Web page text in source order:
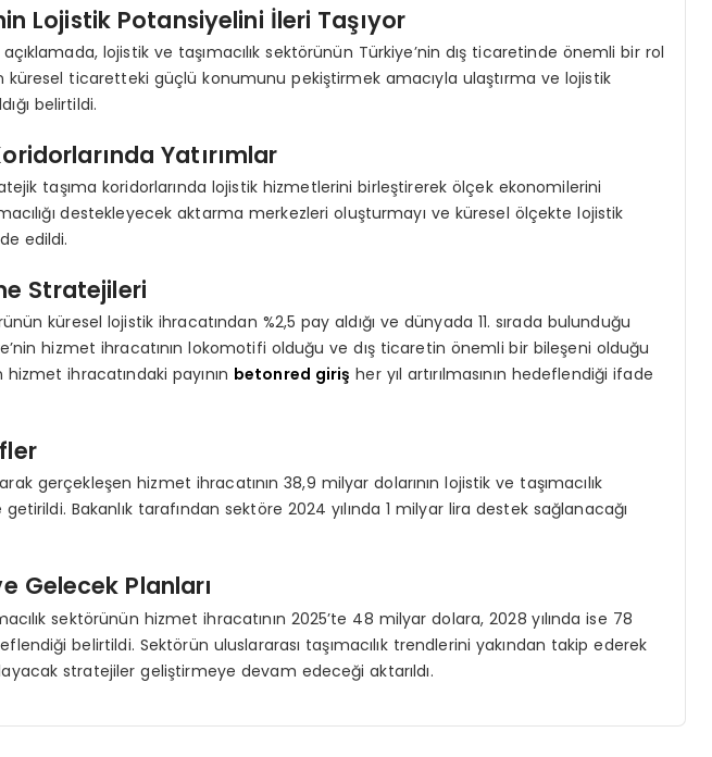
Lojistik Potansiyelini İleri Taşıyor
açıklamada, lojistik ve taşımacılık sektörünün Türkiye’nin dış ticaretinde önemli bir rol
küresel ticaretteki güçlü konumunu pekiştirmek amacıyla ulaştırma ve lojistik
belirtildi.
Yatırımlar
taşıma koridorlarında lojistik hizmetlerini birleştirerek ölçek ekonomilerini
destekleyecek aktarma merkezleri oluşturmayı ve küresel ölçekte lojistik
edildi.
Stratejileri
küresel lojistik ihracatından %2,5 pay aldığı ve dünyada 11. sırada bulunduğu
hizmet ihracatının lokomotifi olduğu ve dış ticaretin önemli bir bileşeni olduğu
ihracatındaki payının betonred giriş her yıl artırılmasının hedeflendiği ifade
gerçekleşen hizmet ihracatının 38,9 milyar dolarının lojistik ve taşımacılık
Bakanlık tarafından sektöre 2024 yılında 1 milyar lira destek sağlanacağı
Gelecek Planları
sektörünün hizmet ihracatının 2025’te 48 milyar dolara, 2028 yılında ise 78
belirtildi. Sektörün uluslararası taşımacılık trendlerini yakından takip ederek
stratejiler geliştirmeye devam edeceği aktarıldı.